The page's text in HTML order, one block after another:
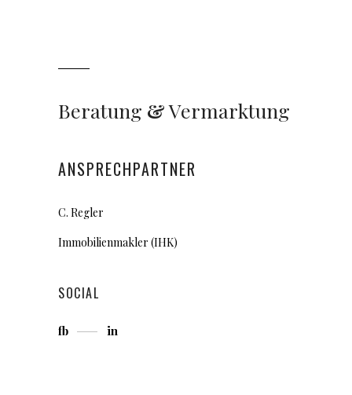
Beratung &Vermarktung
ANSPRECHPARTNER
C. Regler
Immobilienmakler (IHK)
SOCIAL
fb in